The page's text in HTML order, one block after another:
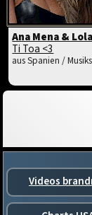
Ana Mena &
Ti Toa <3
aus Spanien /
Videos